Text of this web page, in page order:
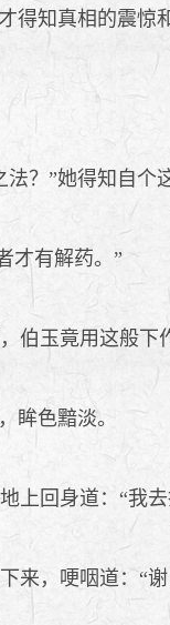
知真相的震惊
？”她得知自个
才有解药。”
玉竟用这般下
色黯淡。
上回身道：“我去
来，哽咽道：“谢